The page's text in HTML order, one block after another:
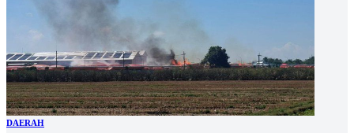
DAERAH